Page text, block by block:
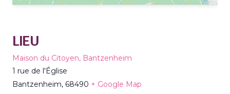
LIEU
Maison du Citoyen, Bantzenheim
1 rue de l'Église
Bantzenheim, 68490 + Google Map